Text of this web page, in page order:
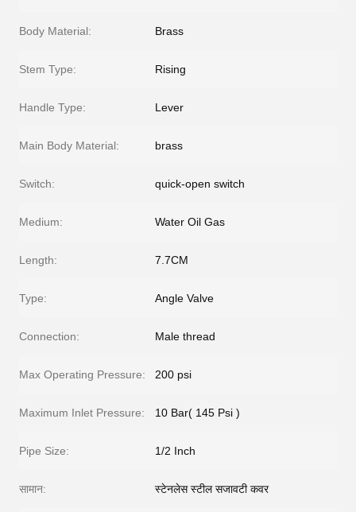
Body Material: Brass
Stem Type: Rising
Handle Type: Lever
Main Body Material: brass
Switch: quick-open switch
Medium: Water Oil Gas
Length: 7.7CM
Type: Angle Valve
Connection: Male thread
Max Operating Pressure: 200 psi
Maximum Inlet Pressure: 10 Bar( 145 Psi )
Pipe Size: 1/2 Inch
सामान: स्टेनलेस स्टील सजावटी कवर